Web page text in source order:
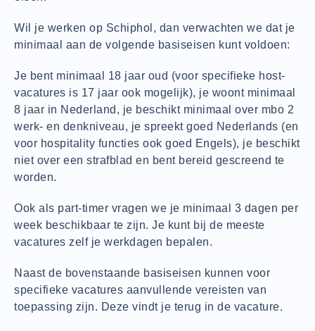
Wil je werken op Schiphol, dan verwachten we dat je
minimaal aan de volgende basiseisen kunt voldoen:
Je bent minimaal 18 jaar oud (voor specifieke host-
vacatures is 17 jaar ook mogelijk), je woont minimaal
8 jaar in Nederland, je beschikt minimaal over mbo 2
werk- en denkniveau, je spreekt goed Nederlands (en
voor hospitality functies ook goed Engels), je beschikt
niet over een strafblad en bent bereid gescreend te
worden.
Ook als part-timer vragen we je minimaal 3 dagen per
week beschikbaar te zijn. Je kunt bij de meeste
vacatures zelf je werkdagen bepalen.
Naast de bovenstaande basiseisen kunnen voor
specifieke vacatures aanvullende vereisten van
toepassing zijn. Deze vindt je terug in de vacature.